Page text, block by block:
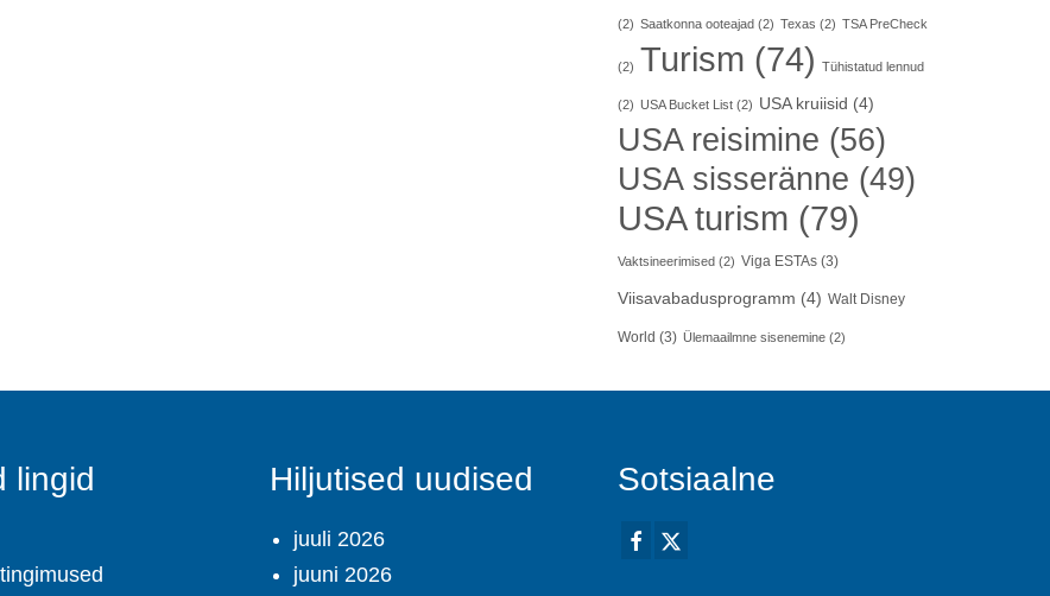
(2) Saatkonna ooteajad (2) Texas (2) TSA PreCheck
(2) Turism (74) Tühistatud lennud
(2) USA Bucket List(2) USA kruiisid (4)
USA reisimine (56)
USA sisseränne (49)
USA turism (79)
Vaktsineerimised (2) Viga ESTAs(3)
Viisavabadusprogramm (4) Walt Disney
World (3) Ülemaailmne sisenemine(2)
lingid Hiljutised uudised
juuli 2026
juuni 2026
Sotsiaalne